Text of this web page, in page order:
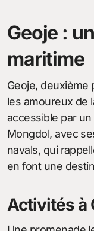
Geoje :
maritime
Geoje, deuxième
les amoureux de
accessible par
Mongdol, avec
navals, qui
en font une
Activités à